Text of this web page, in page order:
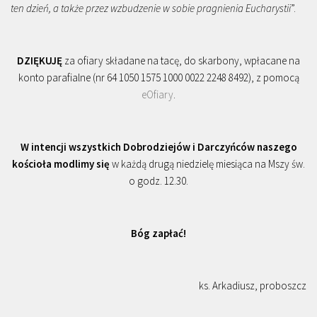
ten dzień, a także przez wzbudzenie w sobie pragnienia Eucharystii”.
DZIĘKUJĘ za ofiary składane na tacę, do skarbony, wpłacane na
konto parafialne (nr 64 1050 1575 1000 0022 2248 8492), z pomocą
eOfiary
W intencji wszystkich Dobrodziejów i Darczyńców naszego
kościoła modlimy się w każdą drugą niedzielę miesiąca na Mszy św.
o godz. 12.30.
Bóg zapłać!
ks. Arkadiusz, proboszcz